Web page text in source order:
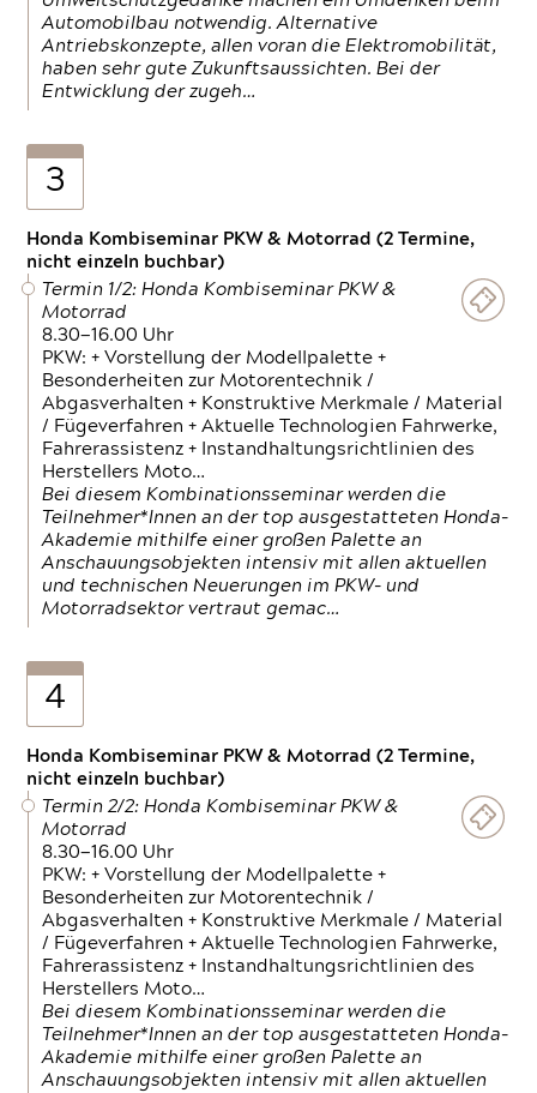
Automobilbau notwendig. Alternative
Antriebskonzepte, allen voran die Elektromobilität,
haben sehr gute Zukunftsaussichten. Bei der
Entwicklung der zugeh…
3
Honda Kombiseminar PKW & Motorrad (2 Termine,
nicht einzeln buchbar)
Termin 1/2: Honda Kombiseminar PKW &
Motorrad
8.30—16.00 Uhr
PKW: + Vorstellung der Modellpalette +
Besonderheiten zur Motorentechnik /
Abgasverhalten + Konstruktive Merkmale / Material
/ Fügeverfahren + Aktuelle Technologien Fahrwerke,
Fahrerassistenz + Instandhaltungsrichtlinien des
Herstellers Moto…
Bei diesem Kombinationsseminar werden die
Teilnehmer*Innen an der top ausgestatteten Honda-
Akademie mithilfe einer großen Palette an
Anschauungsobjekten intensiv mit allen aktuellen
und technischen Neuerungen im PKW- und
Motorradsektor vertraut gemac…
4
Honda Kombiseminar PKW & Motorrad (2 Termine,
nicht einzeln buchbar)
Termin 2/2: Honda Kombiseminar PKW &
Motorrad
8.30—16.00 Uhr
PKW: + Vorstellung der Modellpalette +
Besonderheiten zur Motorentechnik /
Abgasverhalten + Konstruktive Merkmale / Material
/ Fügeverfahren + Aktuelle Technologien Fahrwerke,
Fahrerassistenz + Instandhaltungsrichtlinien des
Herstellers Moto…
Bei diesem Kombinationsseminar werden die
Teilnehmer*Innen an der top ausgestatteten Honda-
Akademie mithilfe einer großen Palette an
Anschauungsobjekten intensiv mit allen aktuellen